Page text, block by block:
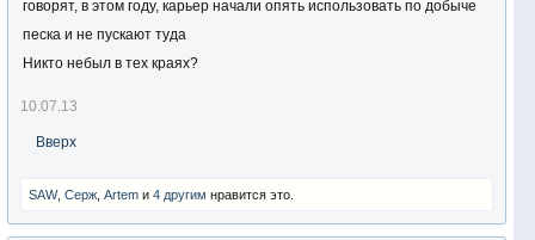
говорят, в этом году, карьер начали опять использовать по добыче
песка и не пускают туда
Никто небыл в тех краях?
10.07.13
Вверх
SAW, Серж Artem и 4 другим нравится это.